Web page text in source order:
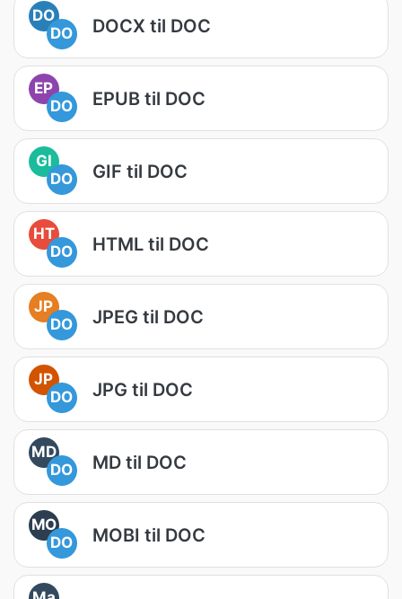
DO
DO
DOCX til DOC
EP
DO
EPUB til DOC
GI
DO
GIF til DOC
HT
DO
HTML til DOC
JP
DO
JPEG til DOC
JP
DO
JPG til DOC
MD
DO
MD til DOC
MO
DO
MOBI til DOC